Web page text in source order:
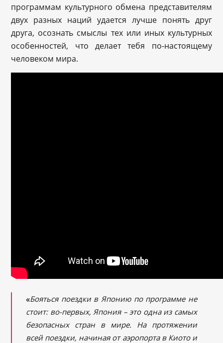
программам культурного обмена представителям
двух разных наций удается лучше понять друг
друга, осознать смыслы тех или иных культурных
особенностей, что делает тебя по-настоящему
человеком мира.
«Бояться поездки в Японию по программе не
стоит: во-первых, Япония – это одна из самых
безопасных стран в мире. На протяжении
всей поездки, начиная от аэропорта в Киото и